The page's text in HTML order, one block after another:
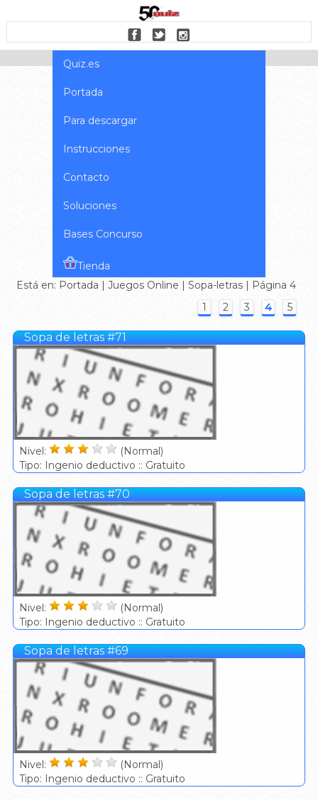
Quiz.es
Portada
Para descargar
Instrucciones
Contacto
Soluciones
Bases Concurso
Tienda
Está en: Portada | Juegos Online | Sopa-letras| Página 4
1
2 3 4 5
Sopa de letras #71
Nivel:
(Normal)
Tipo: Ingenio deductivo :: Gratuito
Sopa de letras #70
Nivel:
(Normal)
Tipo: Ingenio deductivo :: Gratuito
Sopa de letras #69
Nivel:
(Normal)
Tipo: Ingenio deductivo :: Gratuito